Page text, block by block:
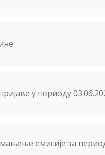
у периоду
емисије за